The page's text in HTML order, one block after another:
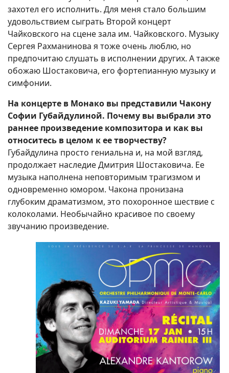
захотел его исполнить. Для меня стало большим
удовольствием сыграть Второй концерт
Чайковского на сцене зала им. Чайковского. Музыку
Сергея Рахманинова я тоже очень люблю, но
предпочитаю слушать в исполнении других. А также
обожаю Шостаковича, его фортепианную музыку и
симфонии.
На концерте в Монако вы представили Чакону
Софии Губайдулиной. Почему вы выбрали это
раннее произведение композитора и как вы
относитесь в целом к ее творчеству?
Губайдулина просто гениальна и, на мой взгляд,
продолжает наследие Дмитрия Шостаковича. Ее
музыка наполнена неповторимым трагизмом и
одновременно юмором. Чакона пронизана
глубоким драматизмом, это похоронное шествие с
колоколами. Необычайно красивое по своему
звучанию произведение.